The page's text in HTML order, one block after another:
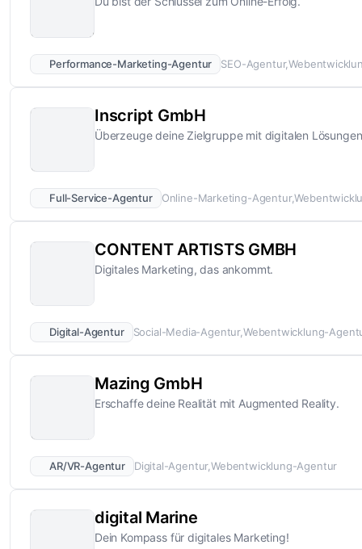
Performance-Marketing-Agentur SEO-Agentur
Inscript GmbH
Überzeuge deine Zielgruppe mit digitalen
Full-Service-Agentur Online-Marketing-Agentur
CONTENT ARTISTS GMBH
Digitales Marketing, das ankommt.
Digital-Agentur Social-Media-Agentur Webentwicklung-
Mazing GmbH
Erschaffe deine Realität mit Augmented Reality.
AR/VR-Agentur Digital-Agentur Webentwicklung-Agentur
digital Marine
Dein Kompass für digitales Marketing!